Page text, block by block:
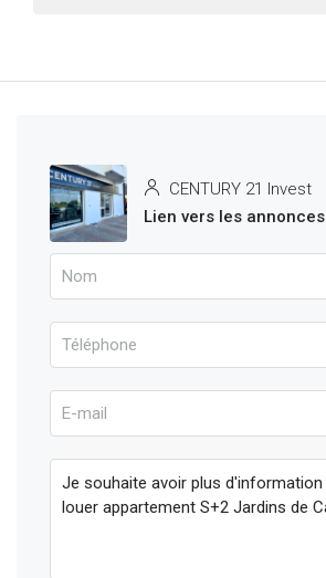
CENTURY 21 Invest
Lien vers les annonces